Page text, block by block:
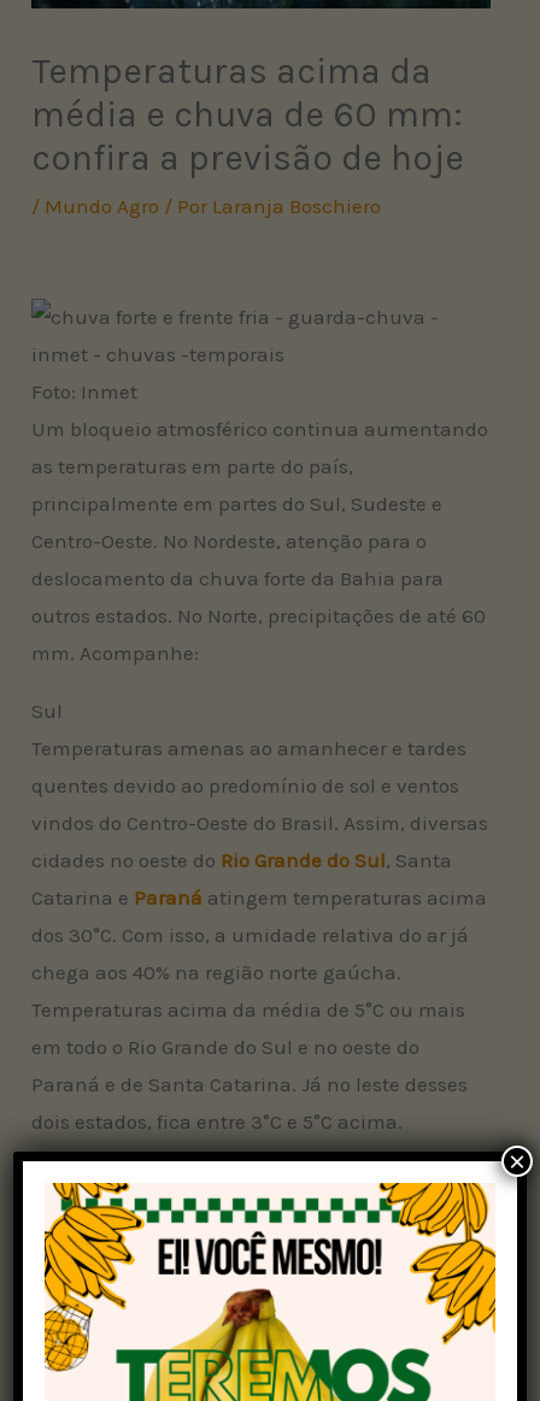
Temperaturas acima da
média e chuva de 60 mm:
confira a previsão de hoje
/ Mundo Agro / Por Laranja Boschiero
Foto: Inmet
Um bloqueio atmosférico continua aumentando
as temperaturas em parte do país,
principalmente em partes do Sul, Sudeste e
Centro-Oeste. No Nordeste, atenção para o
deslocamento da chuva forte da Bahia para
outros estados. No Norte, precipitações de até 60
mm. Acompanhe:
Sul
Temperaturas amenas ao amanhecer e tardes
quentes devido ao predomínio de sol e ventos
vindos do Centro-Oeste do Brasil. Assim, diversas
cidades no oeste do Rio Grande do Sul, Santa
Catarina e Paraná atingem temperaturas acima
dos 30°C. Com isso, a umidade relativa do ar já
chega aos 40% na região norte gaúcha.
Temperaturas acima da média de 5°C ou mais
em todo o Rio Grande do Sul e no oeste do
Paraná e de Santa Catarina. Já no leste desses
dois estados, fica entre 3°C e 5°C acima.
Sudeste
Com temperaturas baixas de manhã e altas no
período da tarde, principalmente em cidades do
interior de São Paulo e Minas Gerais, a umidade
relativa do ar pode chegar aos 20% nessas áreas.
No norte mineiro (divisa com a Bahia) e norte do
×